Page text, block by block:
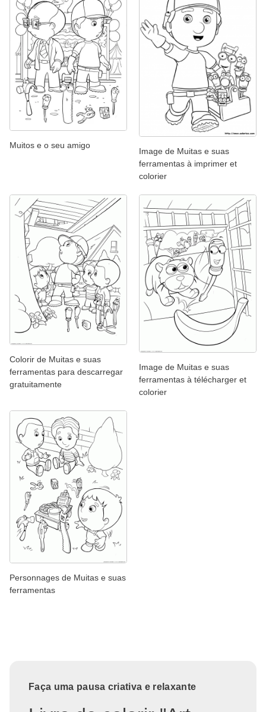
Muitos e o seu amigo
Image de Muitas e suas
ferramentas à imprimer et
colorier
Colorir de Muitas e suas
ferramentas para descarregar
gratuitamente
Image de Muitas e suas
ferramentas à télécharger et
colorier
Personnages de Muitas e suas
ferramentas
Faça uma pausa criativa e relaxante